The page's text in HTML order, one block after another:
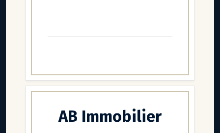
AB Immobilier